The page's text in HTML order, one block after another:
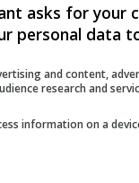
asks for your
personal data
and content,
research and
information on a